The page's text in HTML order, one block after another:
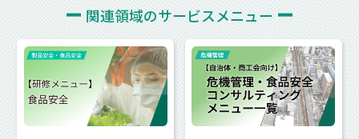
関連領域のサービスメニュー